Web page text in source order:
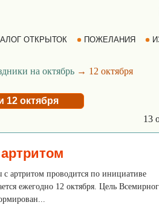
ОТКРЫТОК ПОЖЕЛАНИЯ
на октябрь→ 12 октября
12 октября
13
артритом проводится по инициативе
ежегодно 12 октября. Цель